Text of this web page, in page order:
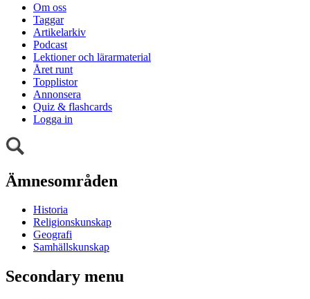
Om oss
Taggar
Artikelarkiv
Podcast
Lektioner och lärarmaterial
Året runt
Topplistor
Annonsera
Quiz & flashcards
Logga in
Ämnesområden
Historia
Religionskunskap
Geografi
Samhällskunskap
Secondary menu